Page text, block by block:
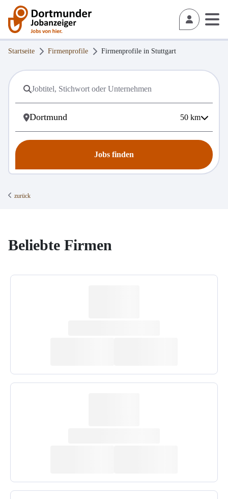
Startseite Firmenprofile Firmenprofile in Stuttgart
50 km
Jobs finden
zurück
Beliebte Firmen